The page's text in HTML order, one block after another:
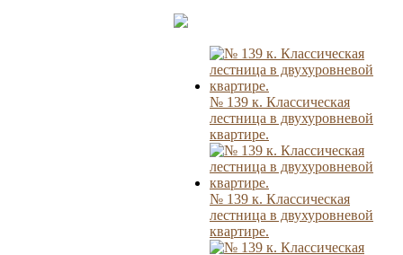
№ 139 к. Классическая
лестница в двухуровневой
квартире.
№ 139 к. Классическая
лестница в двухуровневой
квартире.